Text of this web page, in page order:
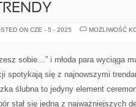
ON CZE - 5 - 2025
MOŻLIWOŚĆ
sobie…” i młoda para wyciąga
spotykają się z najnowszymi
ślubna to jedyny element
stał się jedną z najważniejszych